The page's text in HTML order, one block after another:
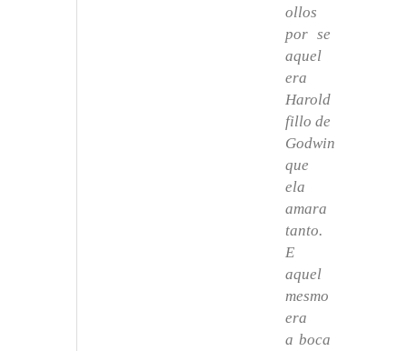
ollos
por se
aquel
era
Harold
fillo de
Godwin
que
ela
amara
tanto.
E
aquel
mesmo
era
a boca